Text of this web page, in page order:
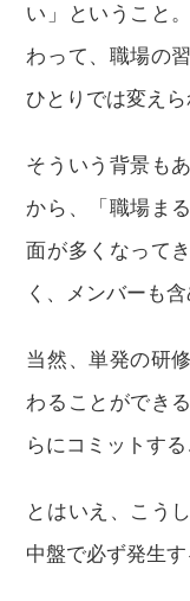
い」ということ
わって、職場の
ひとりでは変えら
そういう背景も
から、「職場ま
面が多くなって
く、メンバーも
当然、単発の研
わることができ
らにコミットする
とはいえ、こう
中盤で必ず発生す